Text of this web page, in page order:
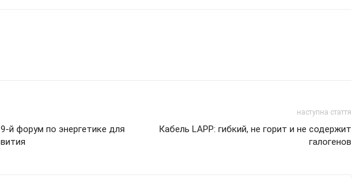
й форум по энергетике для
наступна стаття
Кабель LAPP: гибкий, не горит и не содержит
галогенов